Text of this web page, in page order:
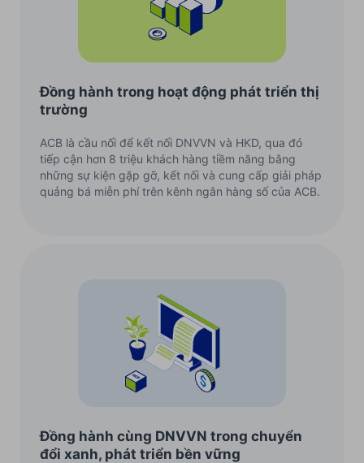
Đồng hành trong hoạt động phát triển thị
trường
ACB là cầu nối để kết nối DNVVN và HKD, qua đó
tiếp cận hơn 8 triệu khách hàng tiềm năng bằng
những sự kiện gặp gỡ, kết nối và cung cấp giải pháp
quảng bá miễn phí trên kênh ngân hàng số của ACB.
Đồng hành cùng DNVVN trong chuyển
đổi xanh, phát triển bền vững